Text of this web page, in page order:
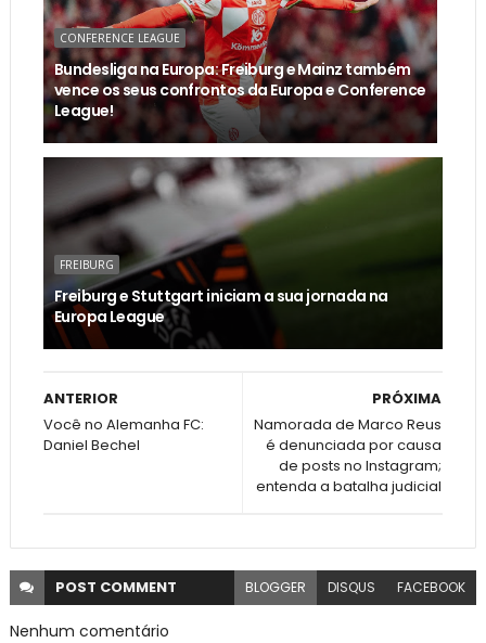
CONFERENCE LEAGUE
Bundesliga na Europa: Freiburg e Mainz também
vence os seus confrontos da Europa e Conference
League!
FREIBURG
Freiburg e Stuttgart iniciam a sua jornada na
Europa League
PRÓXIMA
Namorada de Marco Reus
é denunciada por causa
de posts no Instagram;
entenda a batalha judicial
ANTERIOR
Você no Alemanha FC:
Daniel Bechel
POST COMMENT BLOGGER DISQUS FACEBOOK
Nenhum comentário